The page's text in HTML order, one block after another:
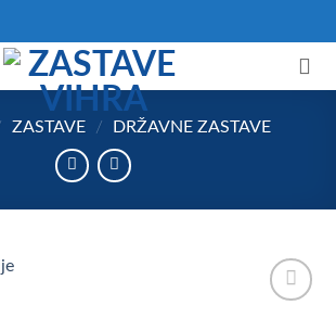
ZASTAVE / DRŽAVNE ZASTAVE